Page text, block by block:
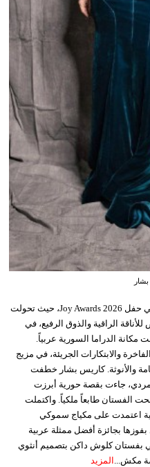
سجّلت النجمات السوريات حضوراً لافتاً في حفل Joy Awards 2026، حيث تحولت
الراقية والذوق الرفيع، في
الدراما السورية عربياً.
والابتكارات الجريئة، في مزيج
والأنوثة. كاريس بشار خطفت
جاءت بقصة حورية أبرزت
الفستان طابعاً ملكياً. واكتملت
اعتمدت على مكياج سموكي
بجائزة أفضل ممثلة عربية
بفستان كلوش داكن بتصميم أنثوي
مكش... المزيد